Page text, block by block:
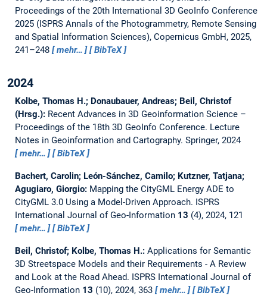
Proceedings of the 20th International 3D GeoInfo Conference
2025 (ISPRS Annals of the Photogrammetry, Remote Sensing
and Spatial Information Sciences), Copernicus GmbH, 2025,
241–248
mehr… BibTeX
2024
Kolbe, Thomas H.; Donaubauer, Andreas; Beil, Christof
(Hrsg.): Recent Advances in 3D Geoinformation Science –
Proceedings of the 18th 3D GeoInfo Conference. Lecture
Notes in Geoinformation and Cartography. Springer, 2024
mehr…
BibTeX
Bachert, Carolin; León-Sánchez, Camilo; Kutzner, Tatjana;
Agugiaro, Giorgio: Mapping the CityGML Energy ADE to
CityGML 3.0 Using a Model-Driven Approach. ISPRS
International Journal of Geo-Information 13 (4), 2024, 121
mehr…
BibTeX
Beil, Christof; Kolbe, Thomas H.: Applications for Semantic
3D Streetspace Models and their Requirements - A Review
and Look at the Road Ahead. ISPRS International Journal of
Geo-Information 13 (10), 2024, 363 mehr… BibTeX